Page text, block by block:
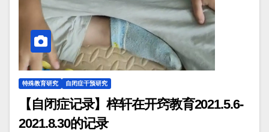
特殊教育研究 自闭症干预研究
【自闭症记录】梓轩在开窍教育2021.5.6-
2021.8.30的记录